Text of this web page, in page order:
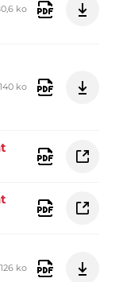
ko
140 ko
126 ko